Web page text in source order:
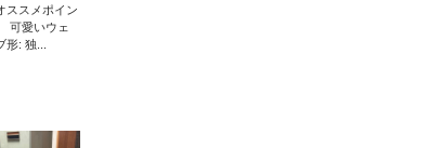
ススメポイン
可愛いウェ
形: 独...